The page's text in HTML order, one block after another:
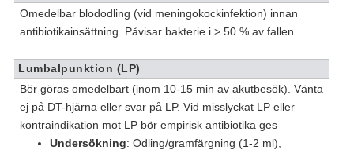
Omedelbar blododling (vid meningokockinfektion) innan
antibiotikainsättning. Påvisar bakterie i > 50 % av fallen
Lumbalpunktion (LP)
Bör göras omedelbart (inom 10-15 min av akutbesök). Vänta
ej på DT-hjärna eller svar på LP. Vid misslyckat LP eller
kontraindikation mot LP bör empirisk antibiotika ges
Undersökning: Odling/gramfärgning (1-2 ml),